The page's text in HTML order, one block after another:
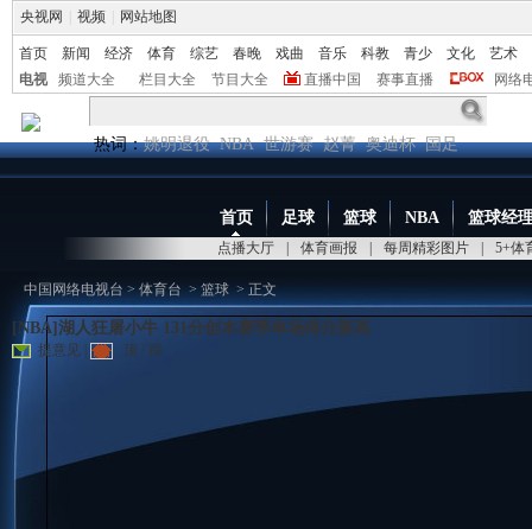
央视网 视频 网站地图
首页 新闻 经济 体育 综艺 春晚 戏曲 音乐 科教 青少 文化
艺术
电视
频道大全 栏目大全 节目大全 直播中国 赛事直播 网络
热词：姚明退役 NBA 世游赛 赵菁 奥迪杯 国足
首页
点播大厅 体育画报 每周精彩图片 5+体
足球 篮球 NBA 篮球经
中国网络电视台>体育台 >篮球> 正文
[NBA]湖人狂屠小牛 131分创本赛季单场得分新高
提意见 顶 / 踩